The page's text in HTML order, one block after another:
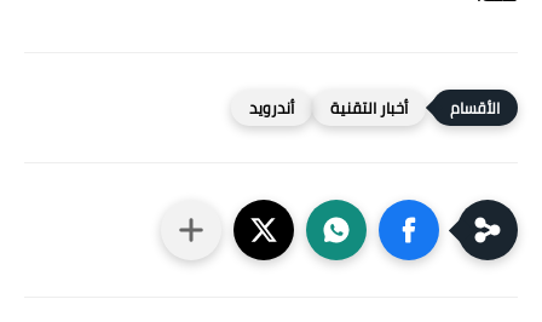
أخبار التقنية أندرويد